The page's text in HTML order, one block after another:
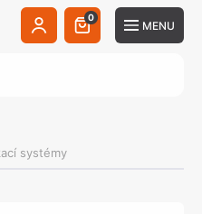
0
MENU
systémy